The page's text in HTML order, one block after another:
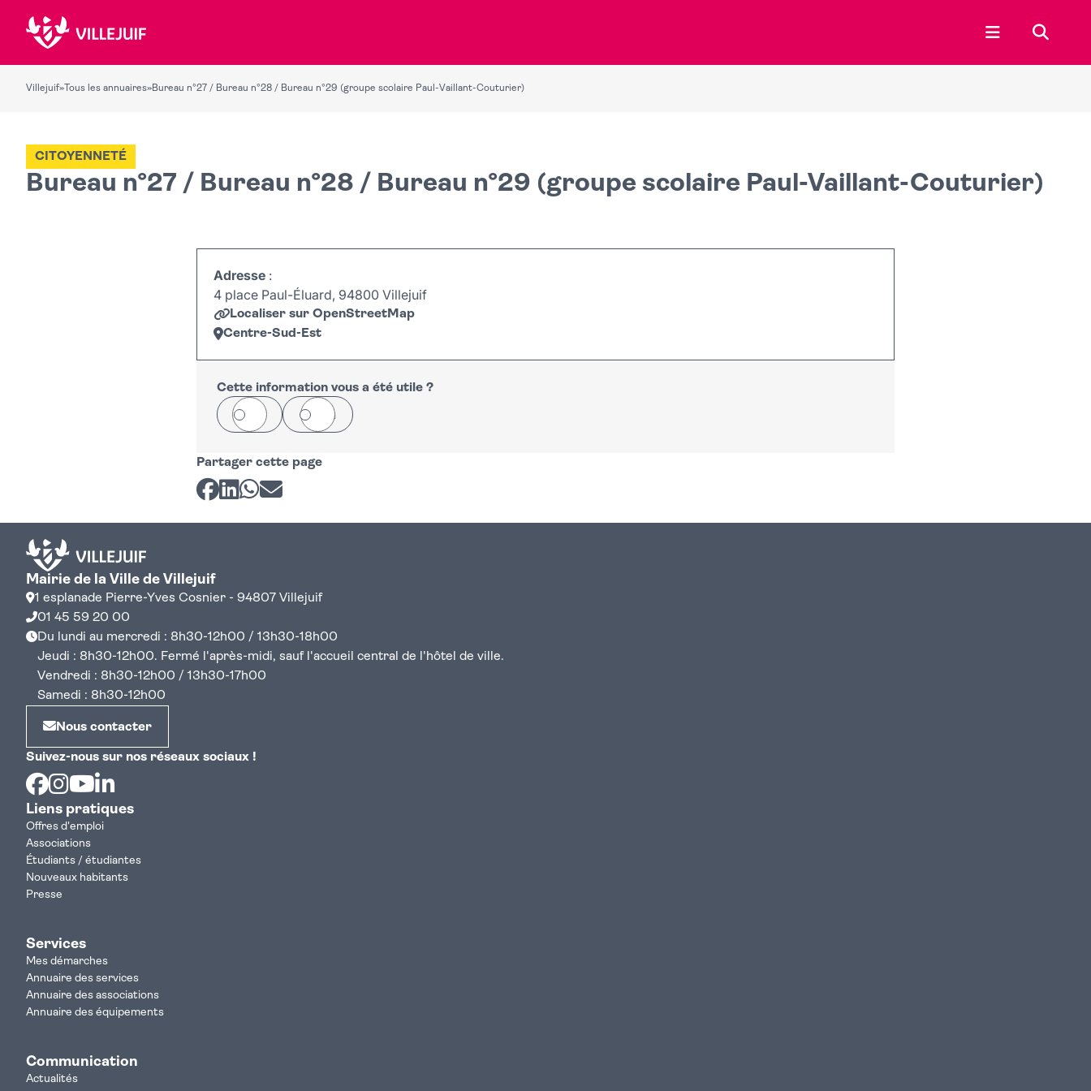
Ouvrir le menu
Villejuif» Tous les annuaires»Bureau n°27 / Bureau n°28 / Bureau n°29 (groupe scolaire Paul-Vaillant-Couturier)
Bureau n°27 / Bureau n°28 / Bureau n°29 (groupe scolaire Paul-Vaillant-Couturier)
CITOYENNETÉ
Adresse :
4 place Paul-Éluard, 94800 Villejuif
Localiser sur OpenStreetMap
Centre-Sud-Est
+
−
Cette information vous a été utile ?
Oui Non
Partager cette page
Partager sur Facebook
Partager sur LinkedIn
Partager sur Whatsapp
Partager par courriel
Mairie de la Ville de Villejuif
1 esplanade Pierre-Yves Cosnier - 94807 Villejuif
01 45 59 20 00
Du lundi au mercredi : 8h30-12h00 / 13h30-18h00
Jeudi : 8h30-12h00. Fermé l'après-midi, sauf l'accueil central de l'hôtel de ville.
Vendredi : 8h30-12h00 / 13h30-17h00
Samedi : 8h30-12h00
Nous contacter
Suivez-nous sur nos réseaux sociaux !
Facebook
Instagram
Youtube
Liens pratiques
Offres d'emploi
Associations
Étudiants / étudiantes
Nouveaux habitants
Presse
Services
Mes démarches
Annuaire des services
Annuaire des associations
Annuaire des équipements
Communication
Actualités